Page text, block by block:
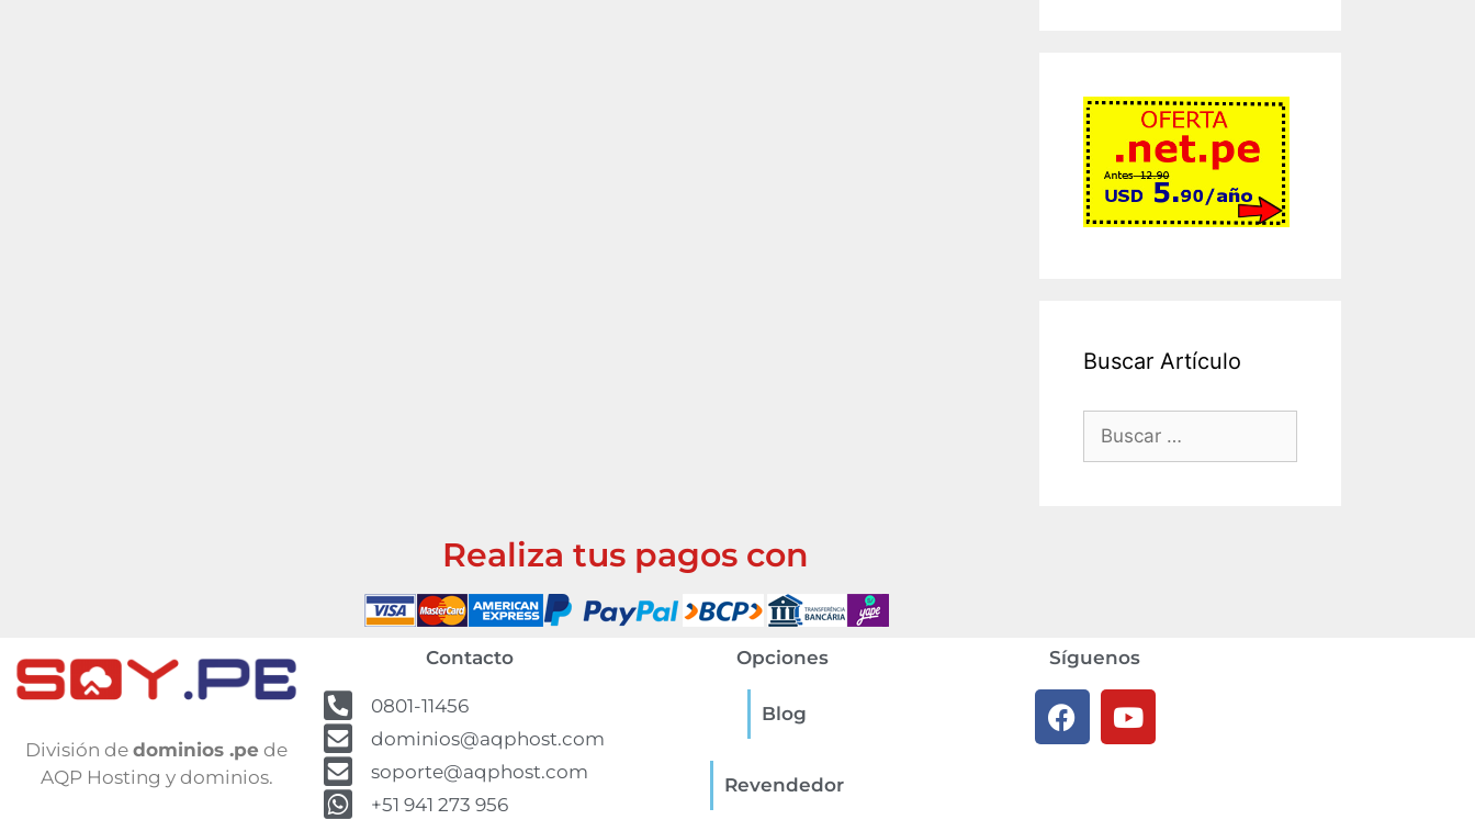
Buscar Artículo
Realiza tus pagos con
División de dominios .pe de
AQP Hosting y dominios.
Contacto
0801-11456
dominios@aqphost.com
soporte@aqphost.com
+51 941 273 956
Opciones
Blog
Revendedor
Síguenos